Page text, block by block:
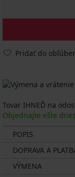
Pridať do
Tovar IHNEĎ na
Objednajte ešte
POPIS
DOPRAVA A
VÝMENA